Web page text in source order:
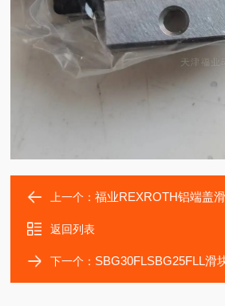
上一个：福业REXROTH铝端盖滑块45
返回列表
下一个： SBG30FLSBG25FLL滑块正代机